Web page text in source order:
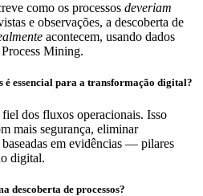
como os processos deveriam
e observações, a descoberta de
acontecem, usando dados
Mining.
é essencial para a transformação digital?
dos fluxos operacionais. Isso
mais segurança, eliminar
em evidências — pilares
digital.
descoberta de processos?